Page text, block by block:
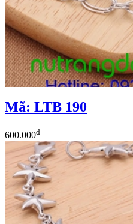
Mã: LTB 190
600.000đ